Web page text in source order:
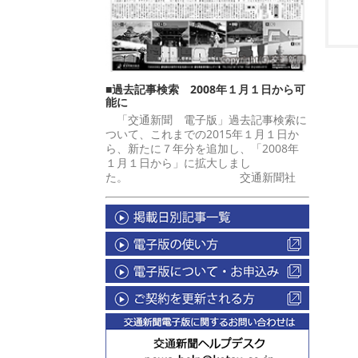
■過去記事検索 2008年１月１日から可
能に
「交通新聞 電子版」過去記事検索に
ついて、これまでの2015年１月１日か
ら、新たに７年分を追加し、「2008年
１月１日から」に拡大しまし
た。 交通新聞社